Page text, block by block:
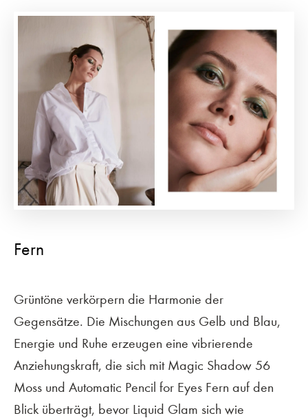
Fern
Grüntöne verkörpern die Harmonie der
Gegensätze. Die Mischungen aus Gelb und Blau,
Energie und Ruhe erzeugen eine vibrierende
Anziehungskraft, die sich mit Magic Shadow 56
Moss und Automatic Pencil for Eyes Fern auf den
Blick überträgt, bevor Liquid Glam sich wie